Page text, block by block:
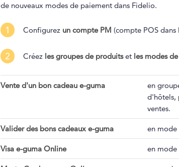
de nouveaux modes de paiement dans Fidelio.
1 Configurez un compte PM (compte POS
2 Créez les groupes de produitset les modes
Vente d'un bon cadeau e-guma
en
d'hôtels,
ventes.
Valider des bons cadeaux e-guma en
Visa e-guma Online en